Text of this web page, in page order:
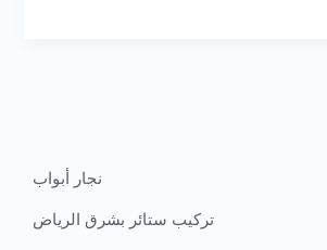
نجار أبواب
تركيب ستائر بشرق الرياض